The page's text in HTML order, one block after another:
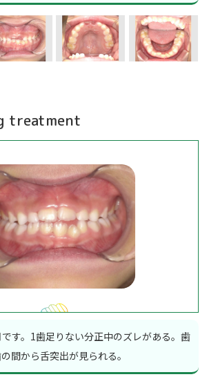
treatment
す。1歯足りない分正中のズレがある。歯
間から舌突出が見られる。